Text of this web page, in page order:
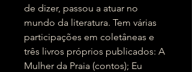
de dizer, passou a atuar no
mundo da literatura. Tem várias
participações em coletâneas e
três livros próprios publicados: A
Mulher da Praia (contos); Eu